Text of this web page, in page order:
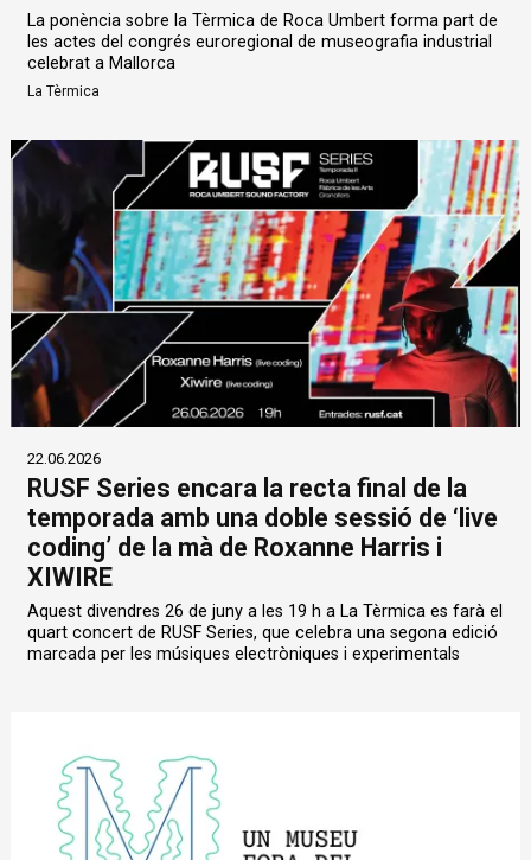
La ponència sobre la Tèrmica de Roca Umbert forma part de
les actes del congrés euroregional de museografia industrial
celebrat a Mallorca
La Tèrmica
22.06.2026
RUSF Series encara la recta final de la
temporada amb una doble sessió de ‘live
coding’ de la mà de Roxanne Harris i
XIWIRE
Aquest divendres 26 de juny a les 19 h a La Tèrmica es farà el
quart concert de RUSF Series, que celebra una segona edició
marcada per les músiques electròniques i experimentals